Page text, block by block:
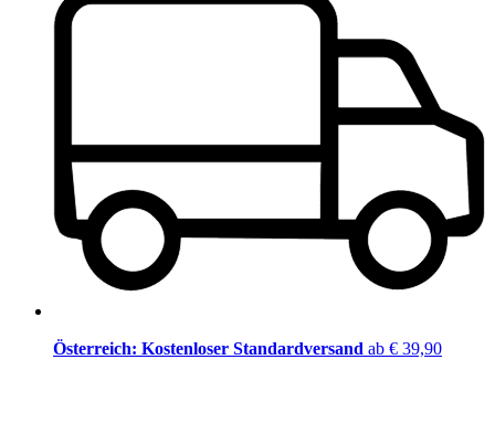
Österreich: Kostenloser Standardversand ab € 39,90